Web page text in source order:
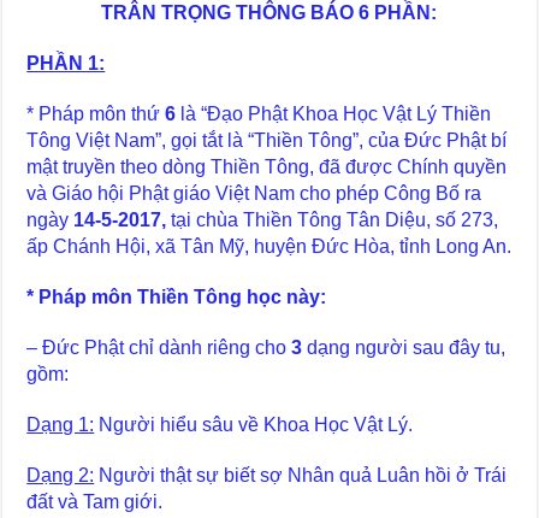
TRÂN TRỌNG THÔNG BÁO 6 PHẦN:
PHẦN 1:
* Pháp môn thứ6 là “Đạo Phật Khoa Học Vật Lý Thiền
Tông Việt Nam”, gọi tắt là “Thiền Tông”, của Đức Phật bí
mật truyền theo dòng Thiền Tông, đã được Chính quyền
và Giáo hội Phật giáo Việt Nam cho phép Công Bố ra
ngày 14-5-2017, tại chùa Thiền Tông Tân Diệu, số 273,
ấp Chánh Hội, xã Tân Mỹ, huyện Đức Hòa, tỉnh Long An.
* Pháp môn Thiền Tông học này:
– Đức Phật chỉ dành riêng cho3dạng người sau đây tu,
gồm:
Dạng 1: Người hiểu sâu về Khoa Học Vật Lý.
Dạng 2: Người thật sự biết sợ Nhân quả Luân hồi ở Trái
đất và Tam giới.